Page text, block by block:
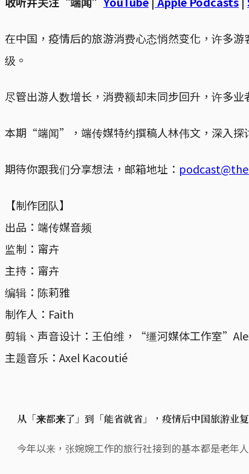
在中国，疫情后的旅游消费心态悄然变化，许多
级。
尽管出游人数增长，消费额却未同步回升，许多
本期“端闻”，端传媒特约撰稿人林伟文，深入探
期待你跟我们分享想法，邮箱地址：
【制作团队】
出品：端传媒音频
监制：甯卉
主持：甯卉
编辑：陈莉雅
制作人：Faith
剪辑、声音设计：王伯维，“缰河媒体工作室
主题音乐：Axel Kacoutié
从「来都来了」到「能省就省」，疫情后中国旅游业
今年以来，张婉婉工作的旅行社接到的基本都是老年